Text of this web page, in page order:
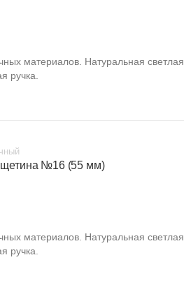
материалов. Натуральная светлая
ручка.
щетина №16 (55 мм)
материалов. Натуральная светлая
ручка.